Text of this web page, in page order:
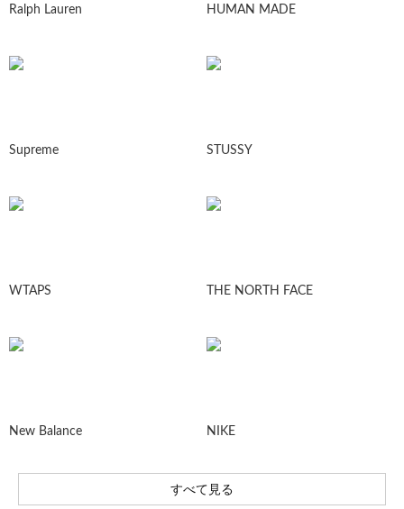
Ralph Lauren HUMAN MADE
Supreme STUSSY
WTAPS THE NORTH FACE
New Balance NIKE
すべて見る